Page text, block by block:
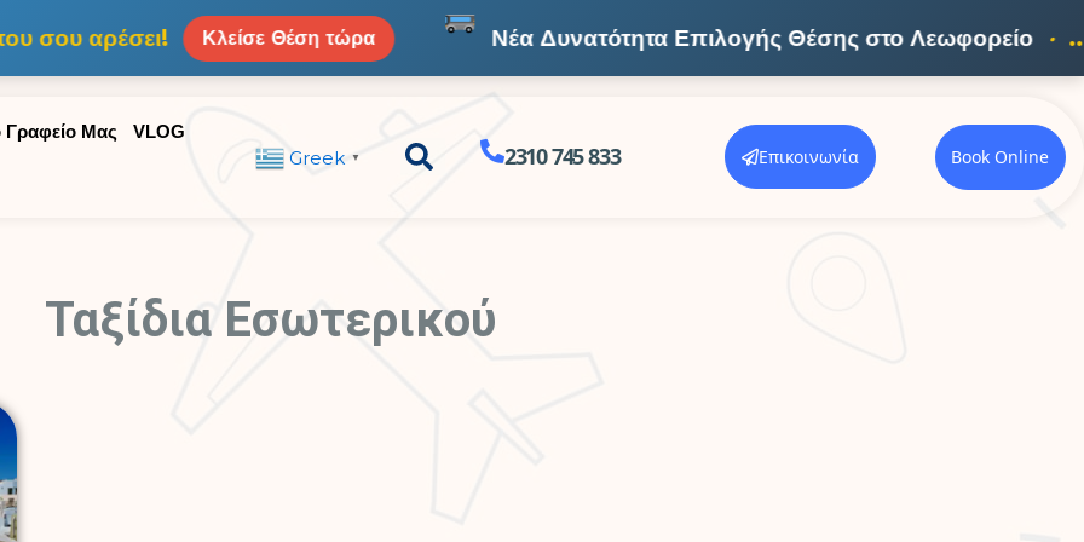
σου αρέσει! Κλείσε Θέση τώρα Νέα Δυνατότητα Επιλογής Θέσης στο Λεωφορείο •
Γραφείο Μας VLOG
Greek ▼ 2310 745 833 Επικοινωνία Book Online
Ταξίδια Εσωτερικού